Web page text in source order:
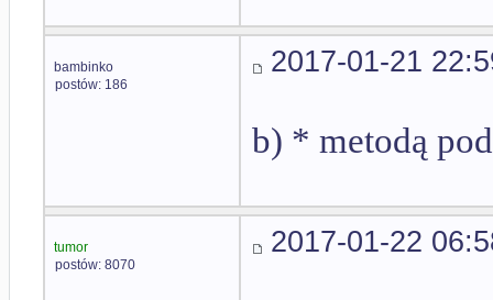
bambinko
postów: 186
2017-01-21
b) * metodą
tumor
postów: 8070
2017-01-22